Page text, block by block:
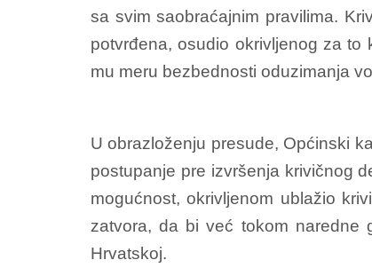
sa svim saobraćajnim pravilima.
potvrđena, osudio okrivljenog za
mu meru bezbednosti oduzimanja
U obrazloženju presude, Općinski
postupanje pre izvršenja krivičnog
mogućnost, okrivljenom ublažio
zatvora, da bi već tokom naredne
Hrvatskoj.